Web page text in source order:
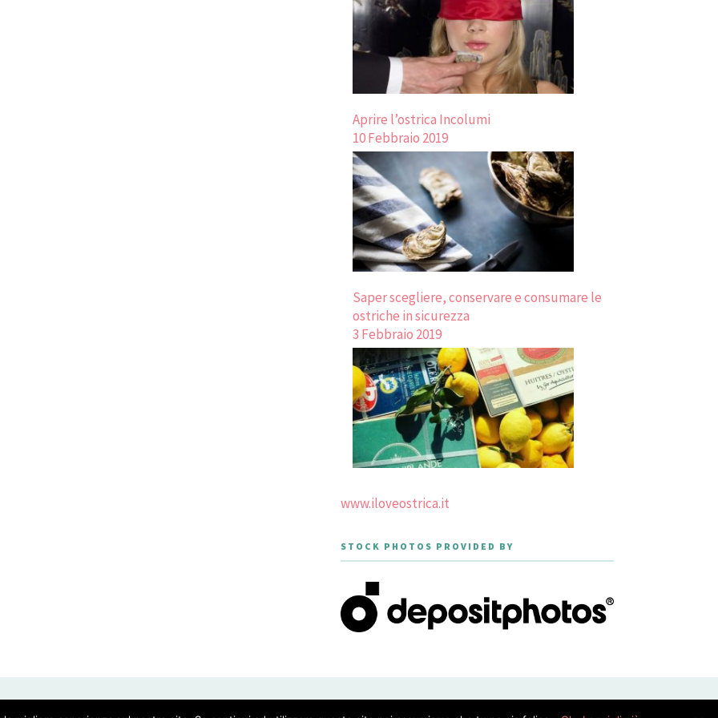
Aprire l’ostrica Incolumi
10 Febbraio 2019
Saper scegliere, conservare e consumare le
ostriche in sicurezza
3 Febbraio 2019
www.iloveostrica.it
STOCK PHOTOS PROVIDED BY